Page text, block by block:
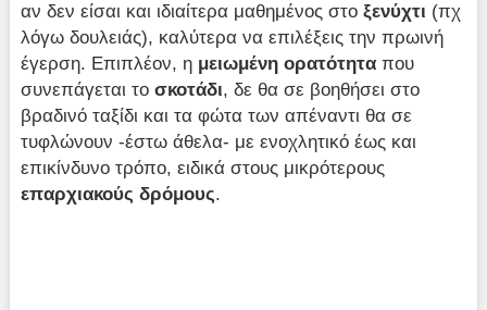
αν δεν είσαι και ιδιαίτερα μαθημένος στοξενύχτι (πχ
λόγω δουλειάς), καλύτερα να επιλέξεις την πρωινή
έγερση. Επιπλέον, η μειωμένη ορατότητα που
συνεπάγεται τοσκοτάδι, δε θα σε βοηθήσει στο
βραδινό ταξίδι και τα φώτα των απέναντι θα σε
τυφλώνουν -έστω άθελα- με ενοχλητικό έως και
επικίνδυνο τρόπο, ειδικά στους μικρότερους
επαρχιακούς δρόμους.